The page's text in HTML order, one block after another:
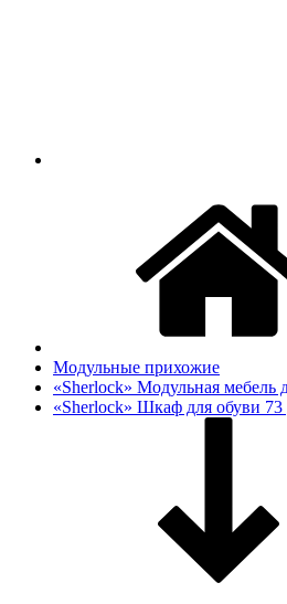
Модульные прихожие
«Sherlock» Модульная мебель
«Sherlock» Шкаф для обуви